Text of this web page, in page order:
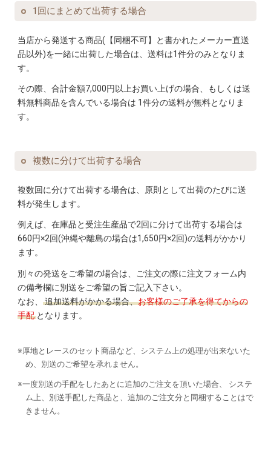
1回にまとめて出荷する場合
当店から発送する商品(【同梱不可】と書かれたメーカー直送
品以外)を一緒に出荷した場合は、送料は1件分のみとなりま
す。
その際、合計金額7,000円以上お買い上げの場合、もしくは送
料無料商品を含んでいる場合は 1件分の送料が無料となりま
す。
複数に分けて出荷する場合
複数回に分けて出荷する場合は、原則として出荷のたびに送
料が発生します。
例えば、在庫品と受注生産品で2回に分けて出荷する場合は
660円×2回(沖縄や離島の場合は1,650円×2回)の送料がかかり
ます。
別々の発送をご希望の場合は、ご注文の際に注文フォーム内
の備考欄に別送をご希望の旨ご記入下さい。
なお、
追加送料がかかる場合、お客様のご了承を得てからの
手配となります。
※厚地とレースのセット商品など、システム上の処理が出来ないた
め、別送のご希望を承れません。
※一度別送の手配をしたあとに追加のご注文を頂いた場合、
システ
ム上、別送手配した商品と、追加のご注文分と同梱することはで
きません。